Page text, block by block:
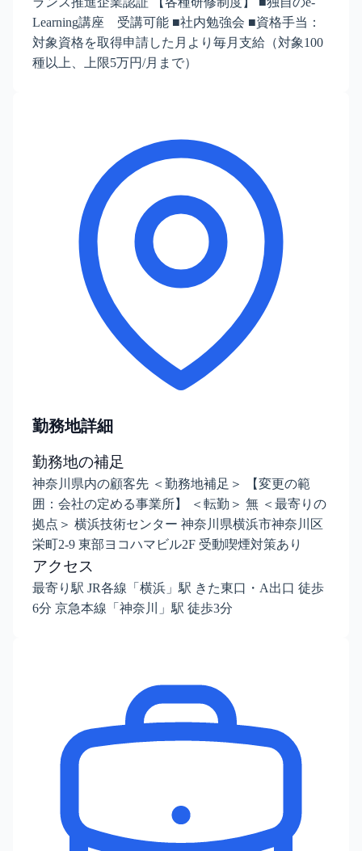
Learning講座 受講可能 ■社内勉強会 ■資格手当：
対象資格を取得申請した月より毎月支給（対象100
種以上、上限5万円/月まで）
勤務地詳細
勤務地の補足
神奈川県内の顧客先 ＜勤務地補足＞ 【変更の範
囲：会社の定める事業所】 ＜転勤＞ 無 ＜最寄りの
拠点＞ 横浜技術センター 神奈川県横浜市神奈川区
栄町2-9 東部ヨコハマビル2F 受動喫煙対策あり
アクセス
最寄り駅 JR各線「横浜」駅 きた東口・A出口 徒歩
6分 京急本線「神奈川」駅 徒歩3分